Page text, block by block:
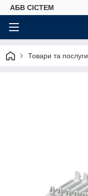
АБВ СІСТЕМ
Товари та послуги